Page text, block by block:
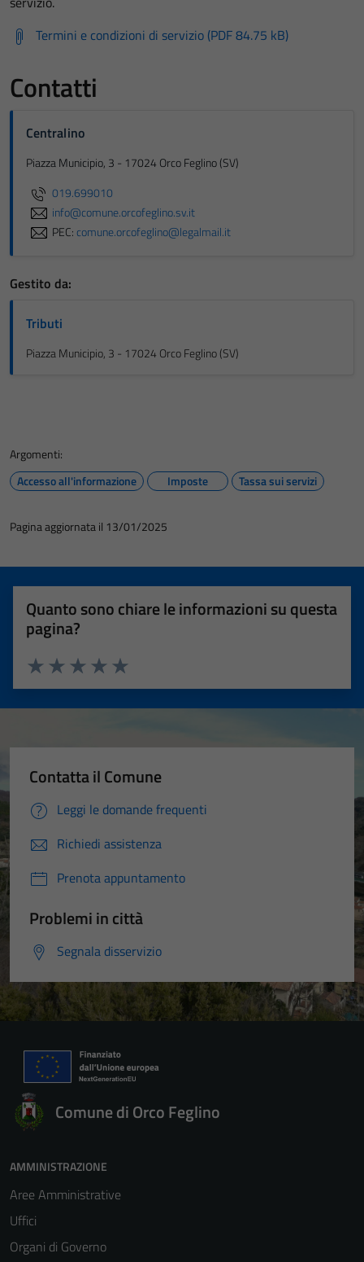
Termini e condizioni di servizio (PDF 84.75 kB)
Contatti
Centralino
Piazza Municipio, 3 - 17024 Orco Feglino (SV)
019.699010
info@comune.orcofeglino.sv.it
PEC:comune.orcofeglino@legalmail.it
Gestito da:
Tributi
Piazza Municipio, 3 - 17024 Orco Feglino (SV)
Argomenti:
Accesso all'informazione
Imposte Tassa sui servizi
Pagina aggiornata il 13/01/2025
Quanto sono chiare le informazioni su questa
pagina?
Valuta 5 stelle su 5
Valuta 4 stelle su 5
Valuta 3 stelle su 5
Valuta 2 stelle su 5
Valuta 1 stelle su 5
Contatta il Comune
Leggi le domande frequenti
Richiedi assistenza
Prenota appuntamento
Problemi in città
Segnala disservizio
Comune di Orco Feglino
AMMINISTRAZIONE
Aree Amministrative
Uffici
Organi di Governo
sono necessari
disabilitati.
Questi cookie